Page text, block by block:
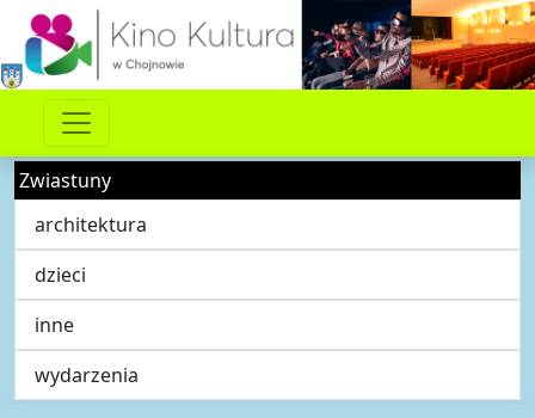
Zwiastuny
architektura
dzieci
inne
wydarzenia